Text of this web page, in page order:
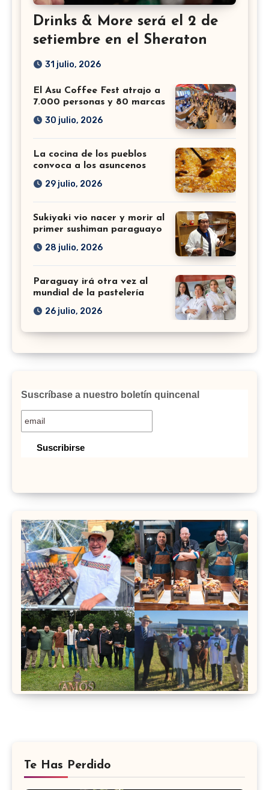
Drinks & More será el 2 de
setiembre en el Sheraton
31 julio, 2026
El Asu Coffee Fest atrajo a
7.000 personas y 80 marcas
30 julio, 2026
La cocina de los pueblos
convoca a los asuncenos
29 julio, 2026
Sukiyaki vio nacer y morir al
primer sushiman paraguayo
28 julio, 2026
Paraguay irá otra vez al
mundial de la pastelería
26 julio, 2026
Suscríbase a nuestro boletín quincenal
Te Has Perdido